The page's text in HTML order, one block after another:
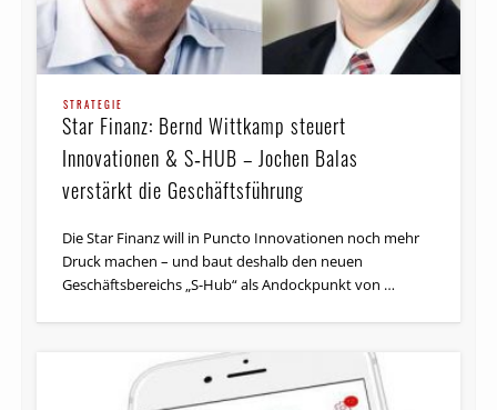
STRATEGIE
Star Finanz: Bernd Wittkamp steuert
Innovationen & S‑HUB – Jochen Balas
verstärkt die Geschäftsführung
Die Star Finanz will in Puncto Innovationen noch mehr
Druck machen – und baut deshalb den neuen
Geschäftsbereichs „S-Hub“ als Andockpunkt von …